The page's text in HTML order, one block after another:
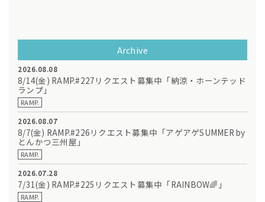
Archive
2026.08.08
8/14(金) RAMP.#227リクエスト募集中「納涼・ホーンテッド
ランプ」
RAMP.
2026.08.07
8/7(金) RAMP.#226リクエスト募集中「アゲアゲSUMMER by
とんかつ三州屋」
RAMP.
2026.07.28
7/31(金) RAMP.#225リクエスト募集中「RAINBOW🌈」
RAMP.